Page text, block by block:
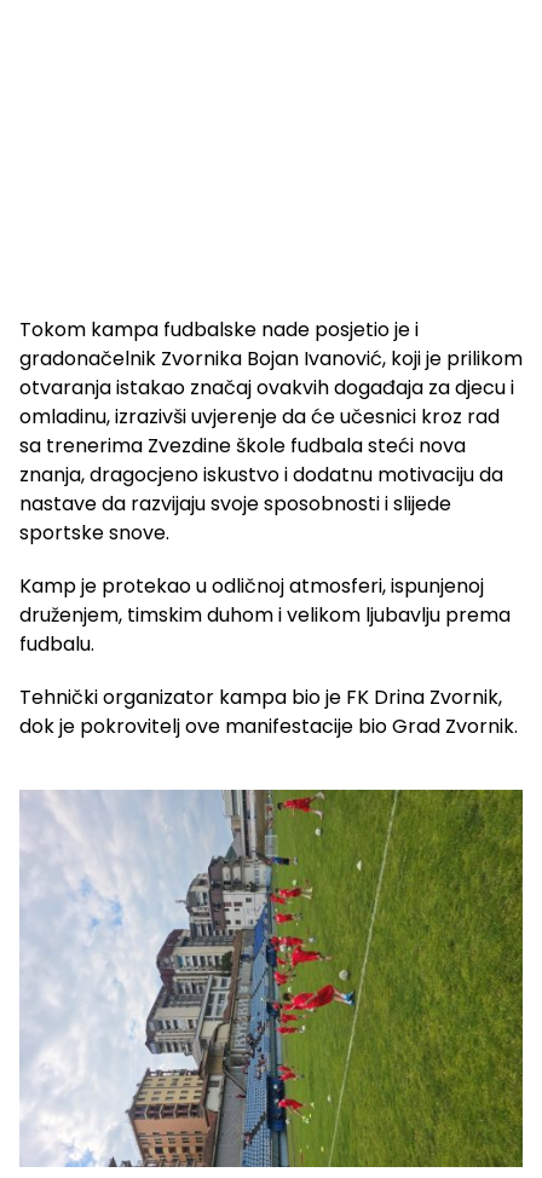
Tokom kampa fudbalske nade posjetio je i
gradonačelnik Zvornika Bojan Ivanović, koji je prilikom
otvaranja istakao značaj ovakvih događaja za djecu i
omladinu, izrazivši uvjerenje da će učesnici kroz rad
sa trenerima Zvezdine škole fudbala steći nova
znanja, dragocjeno iskustvo i dodatnu motivaciju da
nastave da razvijaju svoje sposobnosti i slijede
sportske snove.
Kamp je protekao u odličnoj atmosferi, ispunjenoj
druženjem, timskim duhom i velikom ljubavlju prema
fudbalu.
Tehnički organizator kampa bio je FK Drina Zvornik,
dok je pokrovitelj ove manifestacije bio Grad Zvornik.